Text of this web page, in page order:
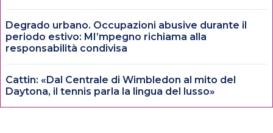
Degrado urbano. Occupazioni abusive durante il
periodo estivo: MI’mpegno richiama alla
responsabilità condivisa
Cattin: «Dal Centrale di Wimbledon al mito del
Daytona, il tennis parla la lingua del lusso»